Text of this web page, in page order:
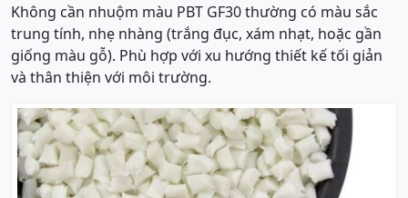
Không cần nhuộm màu PBT GF30 thường có màu sắc
trung tính, nhẹ nhàng (trắng đục, xám nhạt, hoặc gần
giống màu gỗ). Phù hợp với xu hướng thiết kế tối giản
và thân thiện với môi trường.